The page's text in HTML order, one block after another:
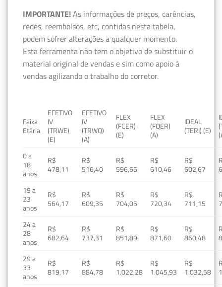
IMPORTANTE!As informações de preços, carências,
redes, reembolsos, etc, contidas nesta tabela,
podem sofrer alterações a qualquer momento.
Esta ferramenta não tem o objetivo de substituir o
material original de vendas e sim como apoio à
vendas agilizando o trabalho do corretor.
Faixa
Etária
EFETIVO
IV
(TRWE)
(E)
EFETIVO
IV
(TRWQ)
(A)
FLEX
(FCER)
(E)
FLEX
(FQER)
(A)
IDEAL
(TERI) (E)
0 a
18
anos
R$
478,11
R$
516,40
R$
596,65
R$
610,46
R$
602,67
19 a
23
anos
R$
564,17
R$
609,35
R$
704,05
R$
720,34
R$
711,15
24 a
28
anos
R$
682,64
R$
737,31
R$
851,89
R$
871,60
R$
860,48
29 a
33
anos
R$
819,17
R$
884,78
R$
1.022,28
R$
1.045,93
R$
1.032,58